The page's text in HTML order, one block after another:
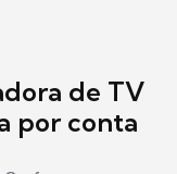
de TV
por conta